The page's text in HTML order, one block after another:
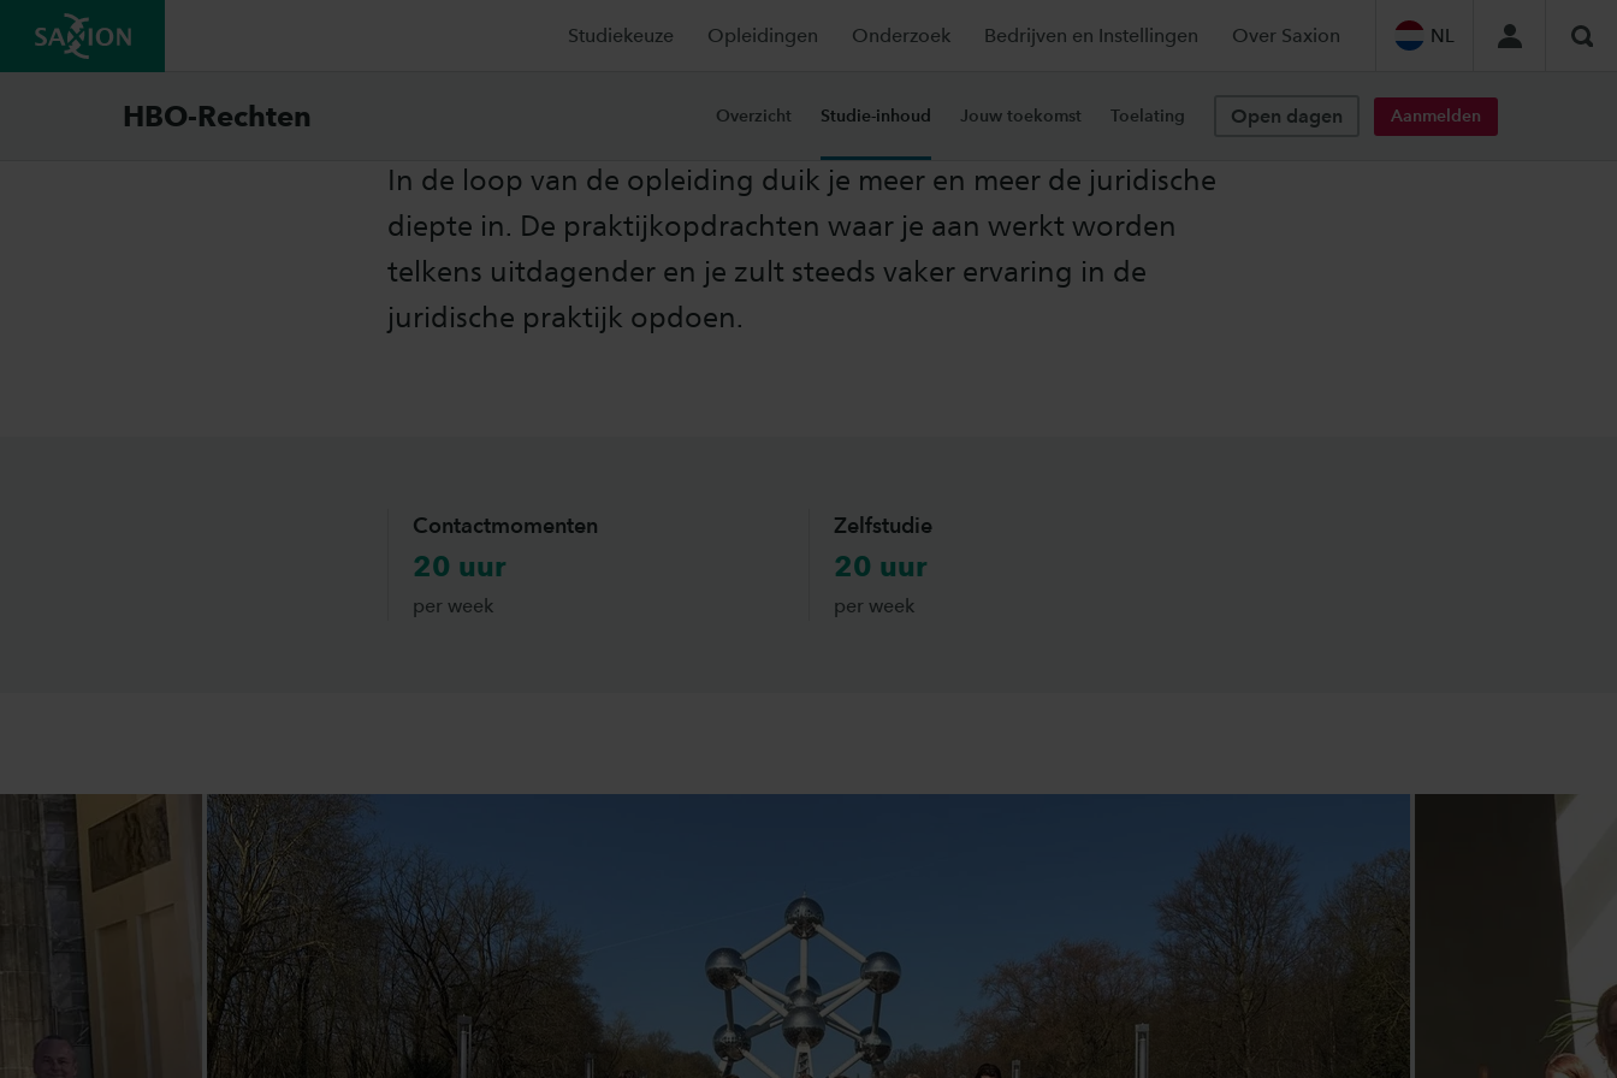
Studiekeuze Opleidingen Onderzoek Bedrijven en Instellingen Over Saxion NL
HBO-Rechten Overzicht Studie-inhoud Jouw toekomst Toelating Open dagen Aanmelden
Studie-inhoud
In de loop van de opleiding duik je meer en meer de juridische
diepte in. De praktijkopdrachten waar je aan werkt worden
telkens uitdagender en je zult steeds vaker ervaring in de
juridische praktijk opdoen.
Contactmomenten
20 uur
per week
Zelfstudie
20 uur
per week